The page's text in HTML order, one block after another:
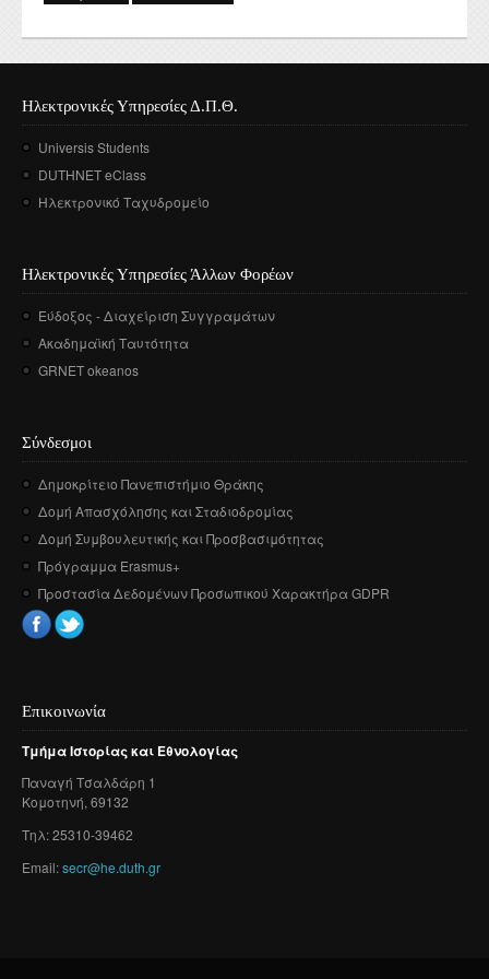
Ηλεκτρονικές Υπηρεσίες Δ.Π.Θ.
Universis Students
DUTHNET eClass
Ηλεκτρονικό Ταχυδρομείο
Ηλεκτρονικές Υπηρεσίες Άλλων Φορέων
Εύδοξος - Διαχείριση Συγγραμάτων
Ακαδημαϊκή Ταυτότητα
GRNET okeanos
Σύνδεσμοι
Δημοκρίτειο Πανεπιστήμιο Θράκης
Δομή Απασχόλησης και Σταδιοδρομίας
Δομή Συμβουλευτικής και Προσβασιμότητας
Πρόγραμμα Erasmus+
Προστασία Δεδομένων Προσωπικού Χαρακτήρα GDPR
Επικοινωνία
ΤμήμαΙστορίαςκαι Εθνολογίας
Παναγή Τσαλδάρη 1
Κομοτηνή, 69132
Τηλ: 25310-39462
Email:secr@he.duth.gr